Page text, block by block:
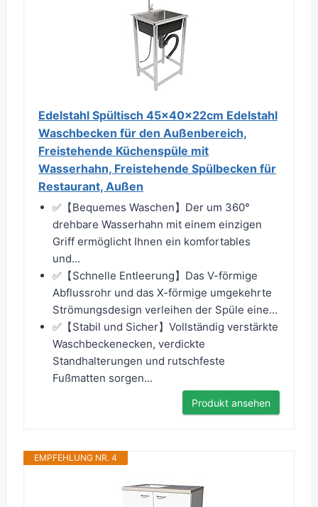
Edelstahl Spültisch 45x40x22cm Edelstahl
Waschbecken für den Außenbereich,
Freistehende Küchenspüle mit
Wasserhahn, Freistehende Spülbecken für
Restaurant, Außen
✅【Bequemes Waschen】Der um 360°
drehbare Wasserhahn mit einem einzigen
Griff ermöglicht Ihnen ein komfortables
und...
✅【Schnelle Entleerung】Das V-förmige
Abflussrohr und das X-förmige umgekehrte
Strömungsdesign verleihen der Spüle eine...
✅【Stabil und Sicher】Vollständig verstärkte
Waschbeckenecken, verdickte
Standhalterungen und rutschfeste
Fußmatten sorgen...
Produkt ansehen
EMPFEHLUNG NR. 4